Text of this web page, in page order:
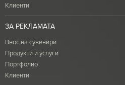
Клиенти
ЗА РЕКЛАМАТА
Внос на сувенири
Продукти и услуги
Портфолио
Клиенти